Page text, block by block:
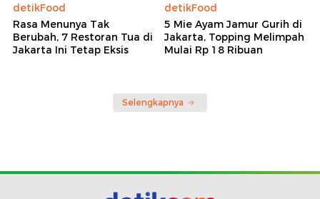
detikFood
Rasa Menunya Tak
Berubah, 7 Restoran Tua di
Jakarta Ini Tetap Eksis
detikFood
5 Mie Ayam Jamur Gurih di
Jakarta, Topping Melimpah
Mulai Rp 18 Ribuan
Selengkapnya